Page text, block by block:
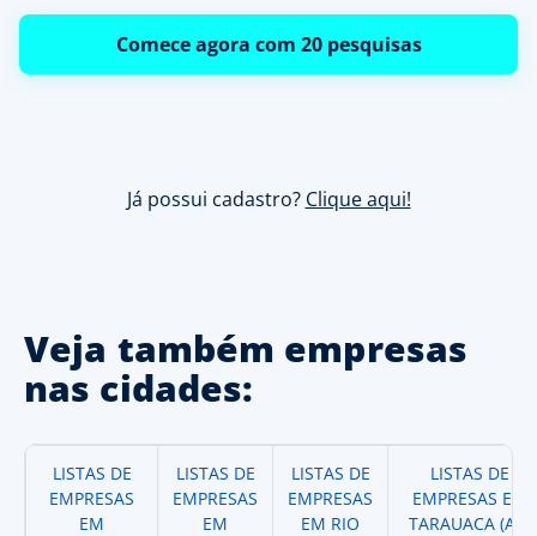
Comece agora com 20 pesquisas
Já possui cadastro? Clique aqui!
Veja também empresas
nas cidades:
LISTAS DE
EMPRESAS
EM
LISTAS DE
EMPRESAS
EM
LISTAS DE
EMPRESAS
EM RIO
LISTAS DE
EMPRESAS EM
TARAUACA (AC)